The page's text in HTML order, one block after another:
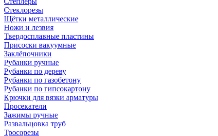
Стеклорезы
Щётки металлические
Ножи и лезвия
Твердосплавные пластины
Присоски вакуумные
Заклёпочники
Рубанки ручные
Рубанки по дереву
Рубанки по газобетону
Рубанки по гипсокартону
Крючки для вязки арматуры
Просекатели
Зажимы ручные
Развальцовка труб
Тросорезы